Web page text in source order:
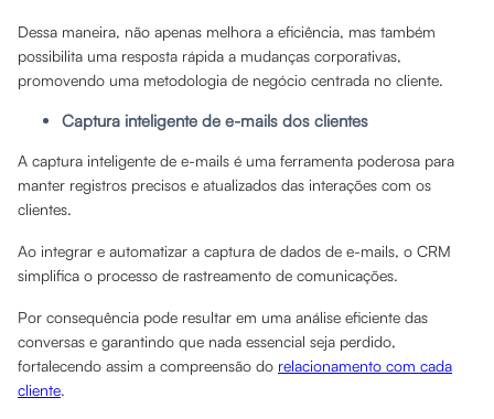
Dessa maneira, não apenas melhora a eficiência, mas também
possibilita uma resposta rápida a mudanças corporativas,
promovendo uma metodologia de negócio centrada no cliente.
Captura inteligente de e-mails dos clientes
A captura inteligente de e-mails é uma ferramenta poderosa para
manter registros precisos e atualizados das interações com os
clientes.
Ao integrar e automatizar a captura de dados de e-mails, o CRM
simplifica o processo de rastreamento de comunicações.
Por consequência pode resultar em uma análise eficiente das
conversas e garantindo que nada essencial seja perdido,
fortalecendo assim a compreensão do relacionamento com cada
cliente.